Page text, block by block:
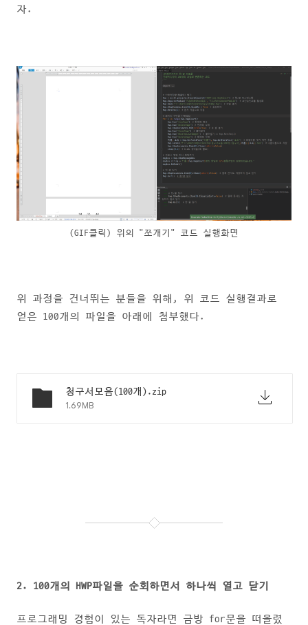
자.
(GIF클릭) 위의 "쪼개기" 코드 실행화면
위 과정을 건너뛰는 분들을 위해, 위 코드 실행결과로
얻은 100개의 파일을 아래에 첨부했다.
청구서모음(100개).zip
1.69MB
2. 100개의 HWP파일을 순회하면서 하나씩 열고 닫기
프로그래밍 경험이 있는 독자라면 금방 for문을 떠올렸